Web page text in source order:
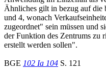
Ähnliches gilt in bezug auf die
und 4, wonach
zugeordnet" sein müssen und
der Funktion des Zentrums zu
erstellt werden sollen".
BGE 102 Ia 104 S. 121